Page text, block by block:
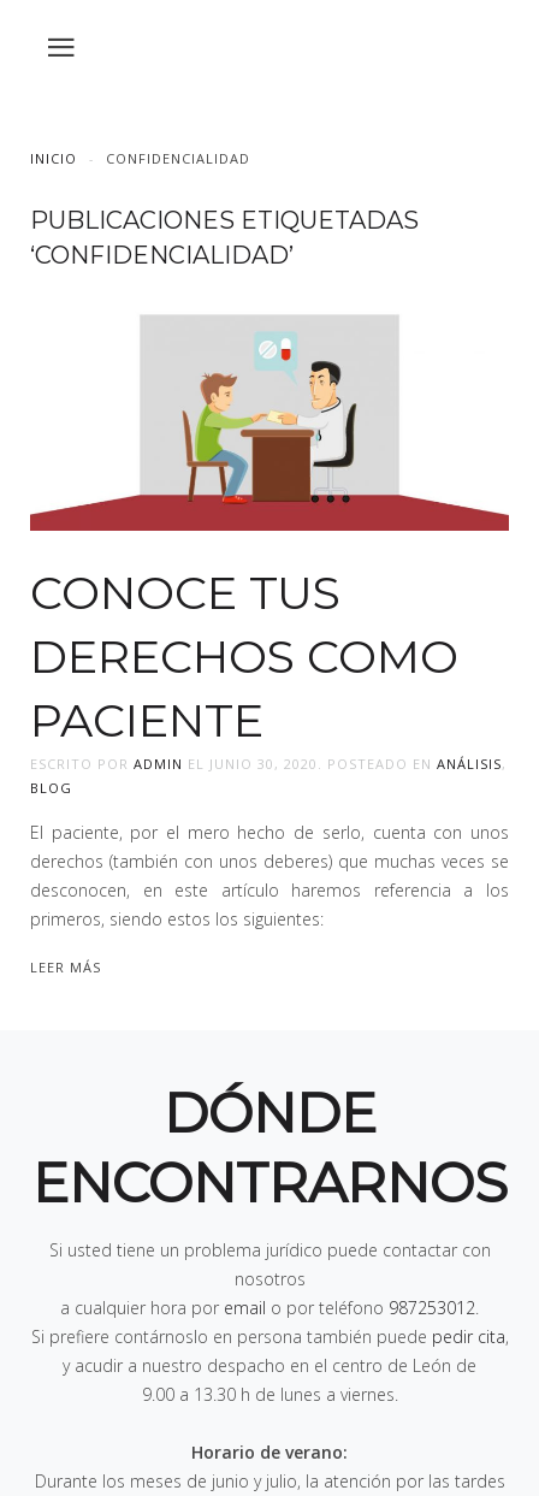
INICIO CONFIDENCIALIDAD
PUBLICACIONES ETIQUETADAS
‘CONFIDENCIALIDAD’
CONOCE TUS
DERECHOS COMO
PACIENTE
ESCRITO POR ADMIN EL JUNIO 30, 2020 . POSTEADO EN ANÁLISIS,
BLOG
El paciente, por el mero hecho de serlo, cuenta con unos
derechos (también con unos deberes) que muchas veces se
desconocen, en este artículo haremos referencia a los
primeros, siendo estos los siguientes:
LEER MÁS
DÓNDE
ENCONTRARNOS
Si usted tiene un problema jurídico puede contactar con
nosotros
a cualquier hora por email o por teléfono 987253012.
Si prefiere contárnoslo en persona también puede pedir cita,
y acudir a nuestro despacho en el centro de León de
9.00 a 13.30 h de lunes a viernes.
Horario de verano:
Durante los meses de junio y julio, la atención por las tardes